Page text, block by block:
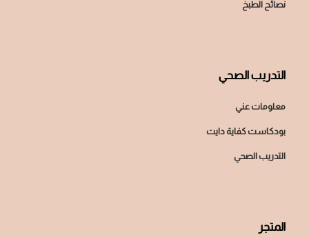
نصائح الطبخ
التدريب الصحي
معلومات عني
بودكاست كفاية دايت
التدريب الصحي
المتجر